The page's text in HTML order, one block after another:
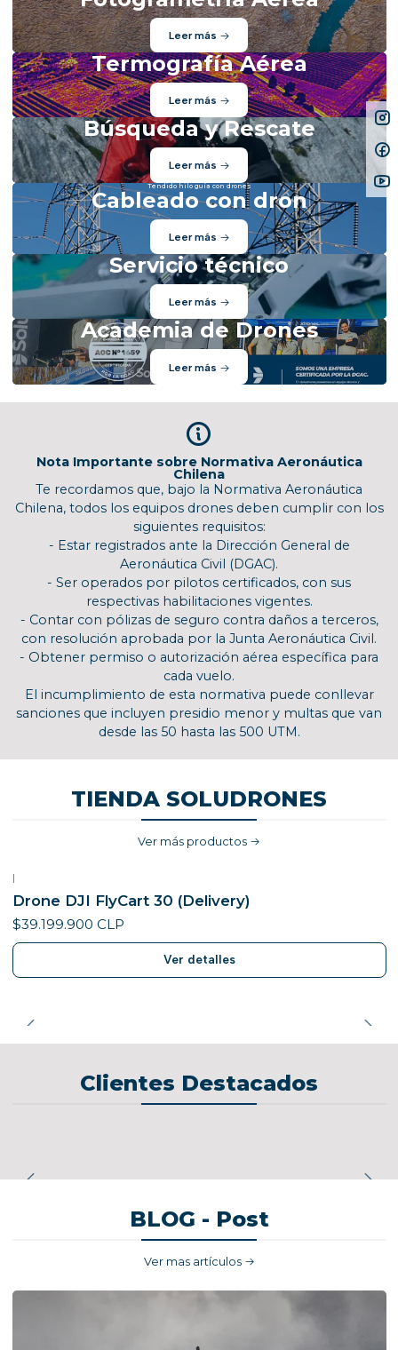
Leer más
Termografía Aérea
Leer más
Búsqueda y Rescate
Leer más
Tendido hilo guía con drones
Cableado con dron
Leer más
Servicio técnico
Leer más
Academia de Drones
Leer más
Nota Importante sobre Normativa Aeronáutica
Chilena
Te recordamos que, bajo la Normativa Aeronáutica
Chilena, todos los equipos drones deben cumplir con los
siguientes requisitos:
- Estar registrados ante la Dirección General de
Aeronáutica Civil (DGAC).
- Ser operados por pilotos certificados, con sus
respectivas habilitaciones vigentes.
- Contar con pólizas de seguro contra daños a terceros,
con resolución aprobada por la Junta Aeronáutica Civil.
- Obtener permiso o autorización aérea específica para
cada vuelo.
El incumplimiento de esta normativa puede conllevar
sanciones que incluyen presidio menor y multas que van
desde las 50 hasta las 500 UTM.
TIENDA SOLUDRONES
Ver más productos
|
Drone DJI FlyCart 30 (Delivery)
$39.199.900 CLP
Ver detalles
Clientes Destacados
BLOG - Post
Ver mas artículos